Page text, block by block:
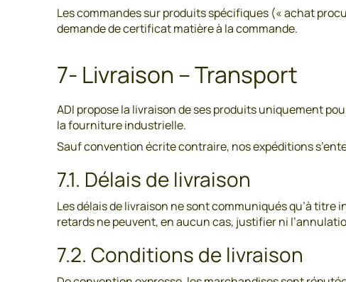
Les commandes sur produits spécifiques (« achat
demande de certificat matière à la commande.
7- Livraison – Transport
ADI propose la livraison de ses produits uniquement
la fourniture industrielle.
Sauf convention écrite contraire, nos expéditions
7.1. Délais de livraison
Les délais de livraison ne sont communiqués qu’à titre
retards ne peuvent, en aucun cas, justifier ni
7.2. Conditions de livraison